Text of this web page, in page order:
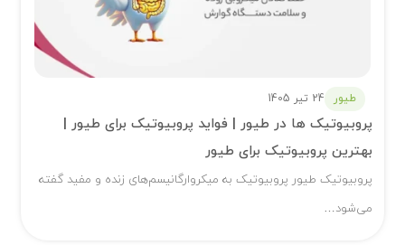
طیور 24 تیر 1405
پروبیوتیک ها در طیور | فواید پروبیوتیک برای طیور |
بهترین پروبیوتیک برای طیور
پروبیوتیک طیور پروبیوتیک به میکروارگانیسم‌های زنده و مفید گفته
می‌شود…